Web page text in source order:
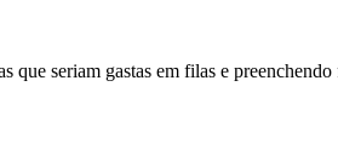
que seriam gastas em filas e